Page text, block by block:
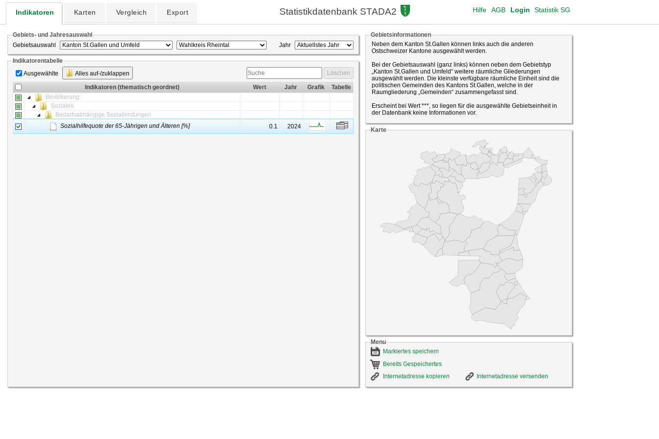
Indikatoren Karten Vergleich Export Statistikdatenbank STADA2 Login Statistik SG
AGB
Hilfe
Gebiets- und Jahresauswahl
Gebietsauswahl
Jahr
Indikatorentabelle
Ausgewählte
Alles auf-/zuklappen Löschen
Indikatoren (thematisch geordnet) Wert Jahr Grafik
Tabelle
Bevölkerung
Soziales
Bedarfsabhängige Sozialleistungen
Sozialhilfequote der 65-Jährigen und Älteren [%]
0.1 2024
Gebietsinformationen
Neben dem Kanton St.Gallen können links auch die anderen
Ostschweizer Kantone ausgewählt werden.
Bei der Gebietsauswahl (ganz links) können neben dem Gebietstyp
„Kanton St.Gallen und Umfeld“ weitere räumliche Gliederungen
ausgewählt werden. Die kleinste verfügbare räumliche Einheit sind die
politischen Gemeinden des Kantons St.Gallen, welche in der
Raumgliederung „Gemeinden“ zusammengefasst sind.
Erscheint bei Wert ***, so liegen für die ausgewählte Gebietseinheit in
der Datenbank keine Informationen vor.
Karte
Menu
Markiertes speichern
Bereits Gespeichertes
Internetadresse kopieren
Internetadresse versenden